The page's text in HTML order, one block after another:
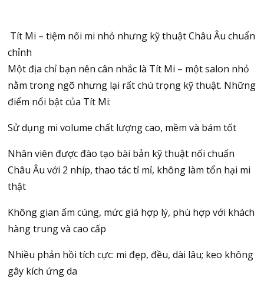
Tít Mi – tiệm nối mi nhỏ nhưng kỹ thuật Châu Âu chuẩn
chỉnh
Một địa chỉ bạn nên cân nhắc là Tít Mi – một salon nhỏ
nằm trong ngõ nhưng lại rất chú trọng kỹ thuật. Những
điểm nổi bật của Tít Mi:
Sử dụng mi volume chất lượng cao, mềm và bám tốt
Nhân viên được đào tạo bài bản kỹ thuật nối chuẩn
Châu Âu với 2 nhíp, thao tác tỉ mỉ, không làm tổn hại mi
thật
Không gian ấm cúng, mức giá hợp lý, phù hợp với khách
hàng trung và cao cấp
Nhiều phản hồi tích cực: mi đẹp, đều, dài lâu; keo không
gây kích ứng da